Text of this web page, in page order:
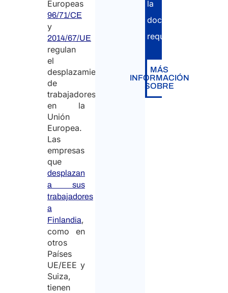
Europeas
96/71/CE
y
2014/67/UE
regulan
el
desplazamiento
de
trabajadores
en la
Unión
Europea.
Las
empresas
que
desplazan
a sus
trabajadores
a
Finlandia,
como en
otros
Países
UE/EEE y
Suiza,
tienen
la
documentación
requerida.
MÁS
INFORMACIÓN
SOBRE